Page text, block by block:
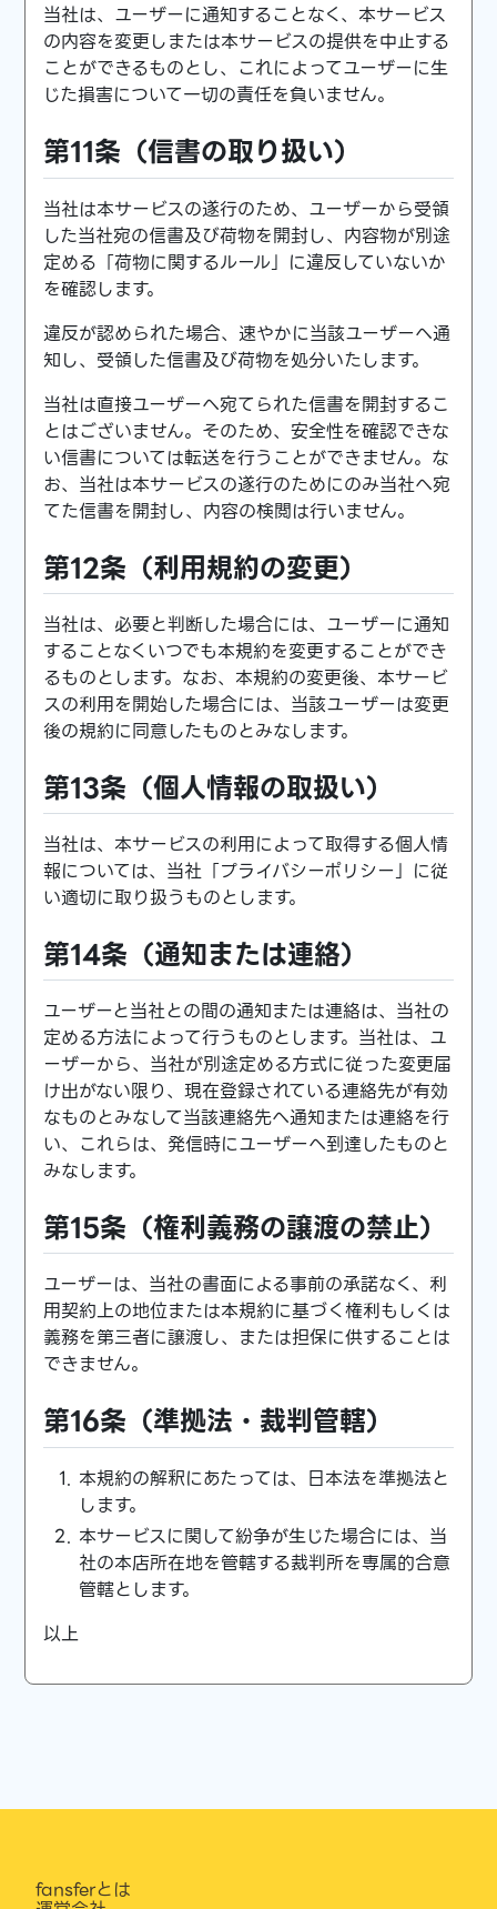
当社は、ユーザーに通知することなく、本サービス
の内容を変更しまたは本サービスの提供を中止する
ことができるものとし、これによってユーザーに生
じた損害について一切の責任を負いません。
第11条（信書の取り扱い）
当社は本サービスの遂行のため、ユーザーから受領
した当社宛の信書及び荷物を開封し、内容物が別途
定める「荷物に関するルール」に違反していないか
を確認します。
違反が認められた場合、速やかに当該ユーザーへ通
知し、受領した信書及び荷物を処分いたします。
当社は直接ユーザーへ宛てられた信書を開封するこ
とはございません。そのため、安全性を確認できな
い信書については転送を行うことができません。な
お、当社は本サービスの遂行のためにのみ当社へ宛
てた信書を開封し、内容の検閲は行いません。
第12条（利用規約の変更）
当社は、必要と判断した場合には、ユーザーに通知
することなくいつでも本規約を変更することができ
るものとします。なお、本規約の変更後、本サービ
スの利用を開始した場合には、当該ユーザーは変更
後の規約に同意したものとみなします。
第13条（個人情報の取扱い）
当社は、本サービスの利用によって取得する個人情
報については、当社「プライバシーポリシー」に従
い適切に取り扱うものとします。
第14条（通知または連絡）
ユーザーと当社との間の通知または連絡は、当社の
定める方法によって行うものとします。当社は、ユ
ーザーから、当社が別途定める方式に従った変更届
け出がない限り、現在登録されている連絡先が有効
なものとみなして当該連絡先へ通知または連絡を行
い、これらは、発信時にユーザーへ到達したものと
みなします。
第15条（権利義務の譲渡の禁止）
ユーザーは、当社の書面による事前の承諾なく、利
用契約上の地位または本規約に基づく権利もしくは
義務を第三者に譲渡し、または担保に供することは
できません。
第16条（準拠法・裁判管轄）
本規約の解釈にあたっては、日本法を準拠法と
します。
本サービスに関して紛争が生じた場合には、当
社の本店所在地を管轄する裁判所を専属的合意
管轄とします。
以上
fansferとは